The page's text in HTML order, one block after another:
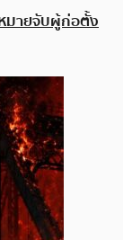
มายจับผู้ก่อตั้ง